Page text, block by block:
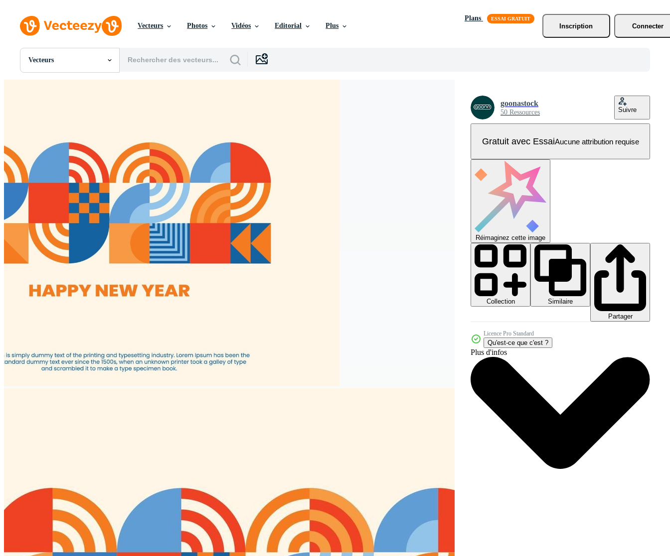
Vecteurs Photos Vidéos Editorial Plus
Plans
Inscription
Connecter
Vecteurs
Toutes Images
Vidéos
Motion graphics
Images Éditoriales
Événements Éditoriaux
goonastock
50 Ressources Suivre
Gratuit avec EssaiAucune attribution requise
Réimaginez cette image
Collection
Similaire
Partager
Licence Pro Standard
Qu'est-ce que c'est ?
Plus d'infos